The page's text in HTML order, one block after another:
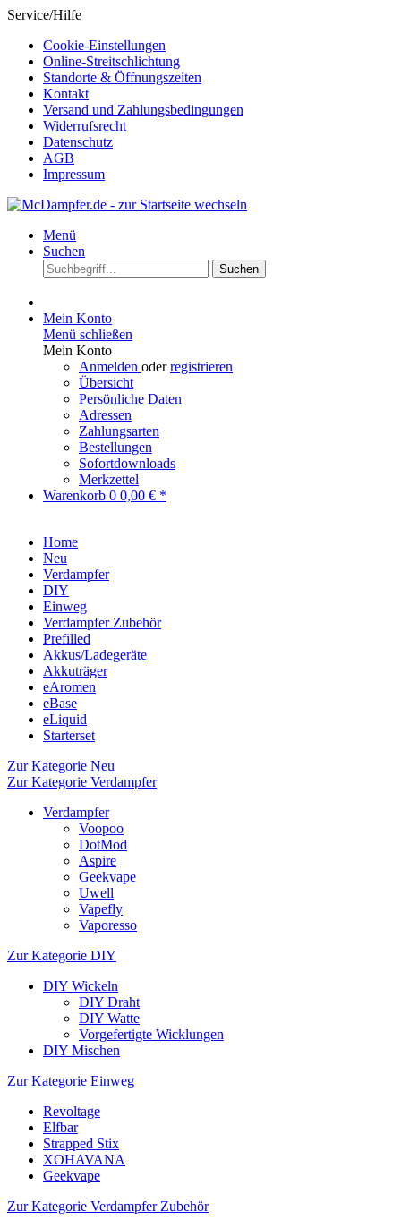
Service/Hilfe
Cookie-Einstellungen
Online-Streitschlichtung
Standorte & Öffnungszeiten
Kontakt
Versand und Zahlungsbedingungen
Widerrufsrecht
Datenschutz
AGB
Impressum
Menü
Suchen
Suchen
Mein Konto
Menü schließen
Mein Konto
Anmelden oderregistrieren
Übersicht
Persönliche Daten
Adressen
Zahlungsarten
Bestellungen
Sofortdownloads
Merkzettel
Warenkorb 0 0,00 € *
Home
Neu
Verdampfer
DIY
Einweg
Verdampfer Zubehör
Prefilled
Akkus/Ladegeräte
Akkuträger
eAromen
eBase
eLiquid
Starterset
Zur Kategorie Neu
Zur Kategorie Verdampfer
Verdampfer
Voopoo
DotMod
Aspire
Geekvape
Uwell
Vapefly
Vaporesso
Zur Kategorie DIY
DIY Wickeln
DIY Draht
DIY Watte
Vorgefertigte Wicklungen
DIY Mischen
Zur Kategorie Einweg
Revoltage
Elfbar
Strapped Stix
XOHAVANA
Geekvape
Zur Kategorie Verdampfer Zubehör